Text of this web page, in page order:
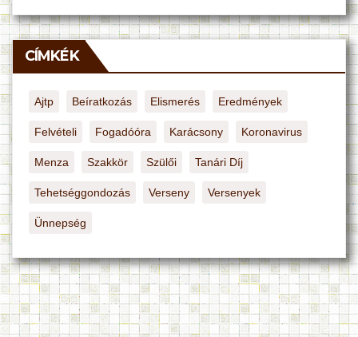
CÍMKÉK
Ajtp Beíratkozás Elismerés Eredmények
Felvételi Fogadóóra Karácsony Koronavirus
Menza Szakkör Szülői Tanári Díj
Tehetséggondozás Verseny Versenyek
Ünnepség